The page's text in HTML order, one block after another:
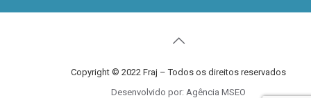
Copyright © 2022 Fraj – Todos os direitos reservados
Desenvolvido por: Agência MSEO